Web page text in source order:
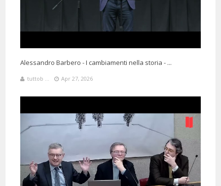
mi piacerebbe poterti
@marinaromy3654Said: 1 Months 16 Days 12 Hours 33 Minutes ago
Alessandro Barbero - I cambiamenti nella storia - ...
tuttob ... Apr 27, 2026